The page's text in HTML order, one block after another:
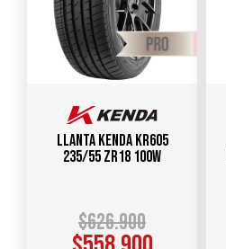
Llanta KENDA KR605
235/55 ZR18 100W
$626.900